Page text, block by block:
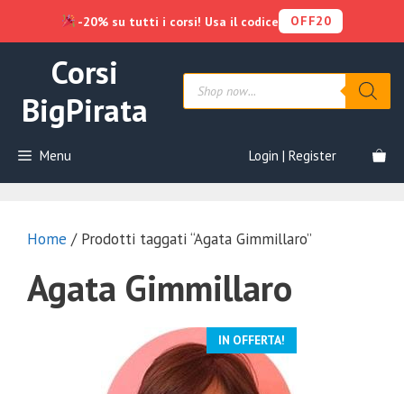
contenuto
Corsi
BigPirata
Products
search
Menu Login | Register
Home / Prodotti taggati “Agata Gimmillaro”
Agata Gimmillaro
IN OFFERTA!
-20% su tutti i corsi! Usa il codice OFF20